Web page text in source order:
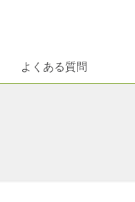
よくある質問